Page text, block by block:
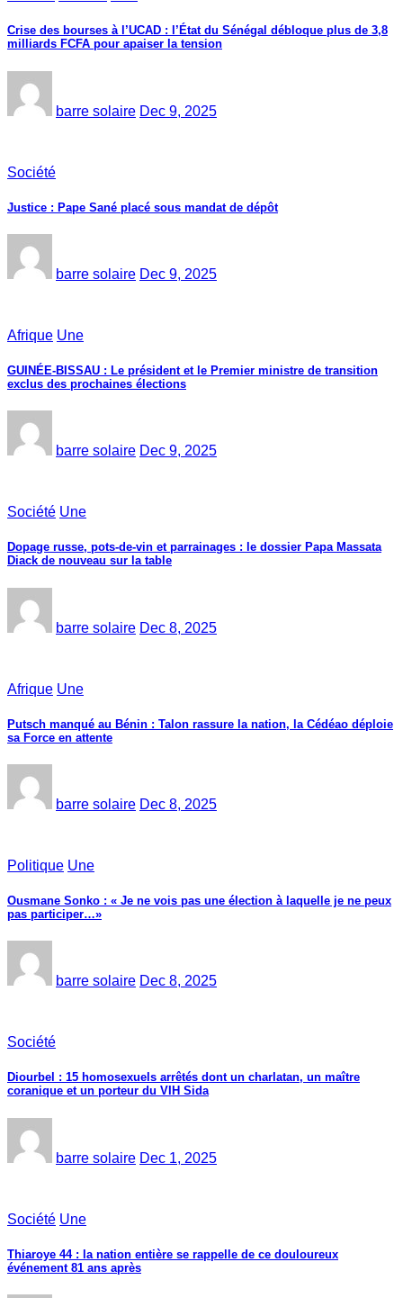
Crise des bourses à l’UCAD : l’État du Sénégal débloque plus de 3,8
milliards FCFA pour apaiser la tension
barre solaire Dec 9, 2025
Société
Justice : Pape Sané placé sous mandat de dépôt
barre solaire Dec 9, 2025
Afrique Une
GUINÉE-BISSAU : Le président et le Premier ministre de transition
exclus des prochaines élections
barre solaire Dec 9, 2025
Société Une
Dopage russe, pots-de-vin et parrainages : le dossier Papa Massata
Diack de nouveau sur la table
barre solaire Dec 8, 2025
Afrique Une
Putsch manqué au Bénin : Talon rassure la nation, la Cédéao déploie
sa Force en attente
barre solaire Dec 8, 2025
Politique Une
Ousmane Sonko : « Je ne vois pas une élection à laquelle je ne peux
pas participer…»
barre solaire Dec 8, 2025
Société
Diourbel : 15 homosexuels arrêtés dont un charlatan, un maître
coranique et un porteur du VIH Sida
barre solaire Dec 1, 2025
Société Une
Thiaroye 44 : la nation entière se rappelle de ce douloureux
événement 81 ans après